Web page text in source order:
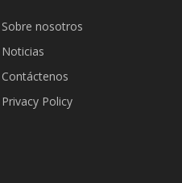
Sobre nosotros
Noticias
Contáctenos
Privacy Policy